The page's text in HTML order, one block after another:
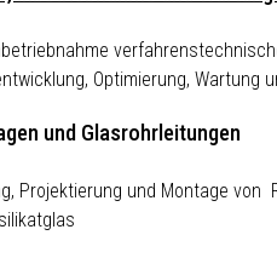
Optimierung, Wartung
und Glasrohrleitungen
Projektierung und Montage von